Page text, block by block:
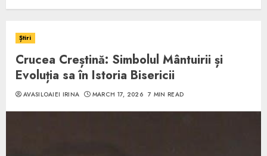
Știri
Crucea Creștină: Simbolul Mântuirii și
Evoluția sa în Istoria Bisericii
AVASILOAIEI IRINA MARCH 17, 2026 7 MIN READ